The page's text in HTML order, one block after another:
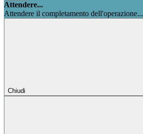
Attendere...
Attendere il completamento dell'operazione...
Chiudi